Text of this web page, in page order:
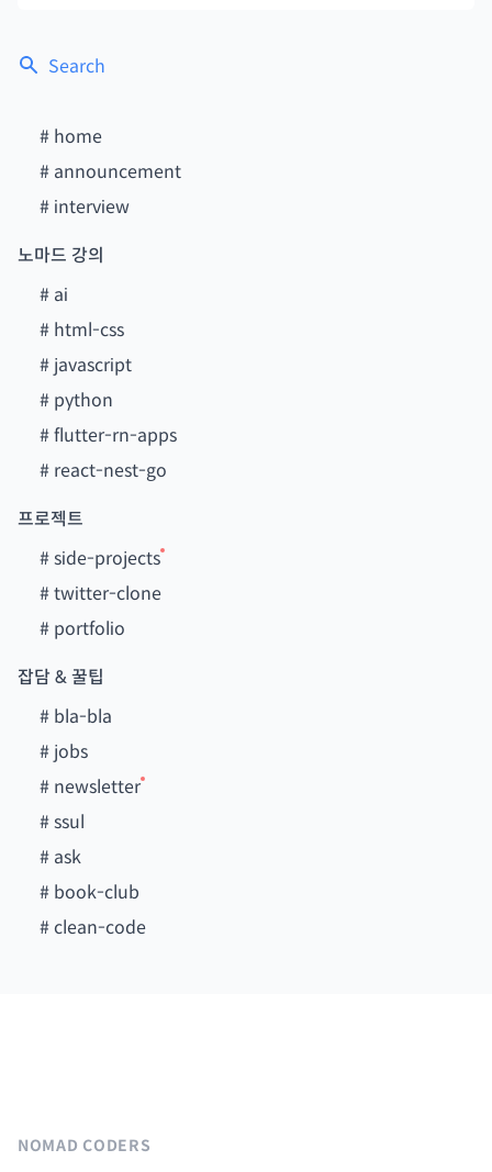
Search
# home
# announcement
# interview
노마드 강의
# ai
# html-css
# javascript
# python
#flutter-rn-apps
# react-nest-go
프로젝트
#side-projects
#twitter-clone
# portfolio
잡담 & 꿀팁
# bla-bla
# jobs
# newsletter
#ssul
# ask
# book-club
#clean-code
NOMAD CODERS